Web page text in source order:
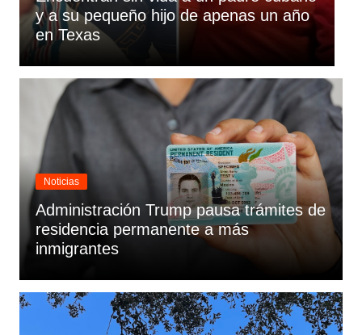
y a su pequeño hijo de apenas un año
en Texas
Noticias
Administración Trump pausa trámites de
residencia permanente a más
inmigrantes